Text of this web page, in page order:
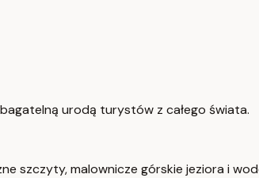
urodą turystów z całego świata.
szczyty, malownicze górskie jeziora i